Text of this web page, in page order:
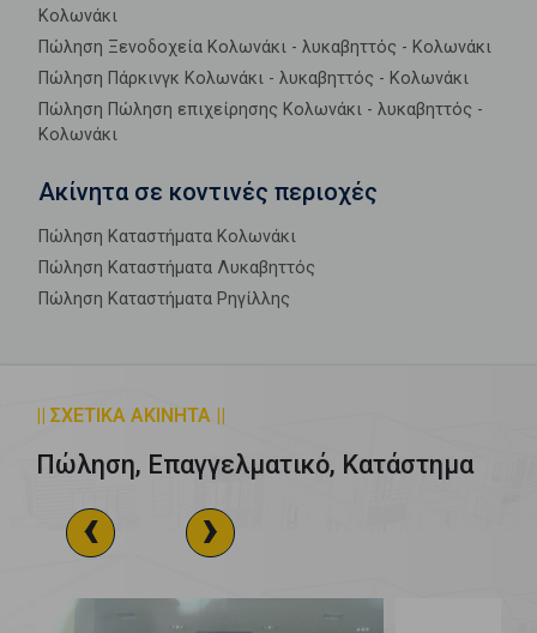
Κολωνάκι
Πώληση Ξενοδοχεία Κολωνάκι - λυκαβηττός - Κολωνάκι
Πώληση Πάρκινγκ Κολωνάκι - λυκαβηττός - Κολωνάκι
Πώληση Πώληση επιχείρησης Κολωνάκι - λυκαβηττός -
Κολωνάκι
Ακίνητα σε κοντινές περιοχές
Πώληση Καταστήματα Κολωνάκι
Πώληση Καταστήματα Λυκαβηττός
Πώληση Καταστήματα Ρηγίλλης
|| ΣΧΕΤΙΚΑ ΑΚΙΝΗΤΑ ||
Πώληση, Επαγγελματικό, Κατάστημα
‹ ›